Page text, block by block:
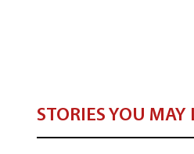
STORIES YOU MAY